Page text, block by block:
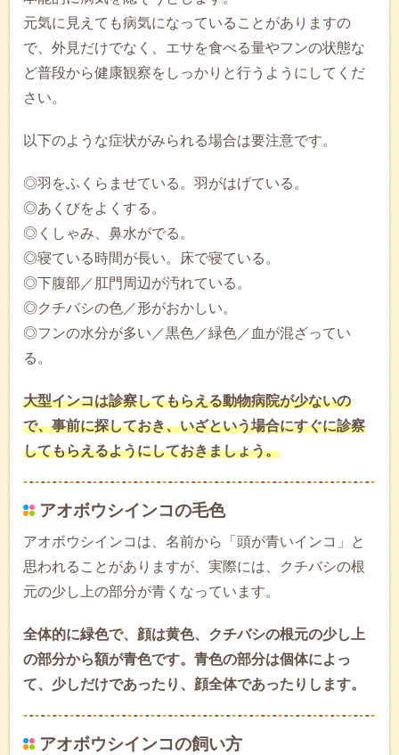
元気に見えても病気になっていることがありますの
で、外見だけでなく、エサを食べる量やフンの状態な
ど普段から健康観察をしっかりと行うようにしてくだ
さい。
以下のような症状がみられる場合は要注意です。
◎羽をふくらませている。羽がはげている。
◎あくびをよくする。
◎くしゃみ、鼻水がでる。
◎寝ている時間が長い。床で寝ている。
◎下腹部／肛門周辺が汚れている。
◎クチバシの色／形がおかしい。
◎フンの水分が多い／黒色／緑色／血が混ざってい
る。
大型インコは診察してもらえる動物病院が少ないの
で、事前に探しておき、いざという場合にすぐに診察
してもらえるようにしておきましょう。
アオボウシインコの毛色
アオボウシインコは、名前から「頭が青いインコ」と
思われることがありますが、実際には、クチバシの根
元の少し上の部分が青くなっています。
全体的に緑色で、顔は黄色、クチバシの根元の少し上
の部分から額が青色です。青色の部分は個体によっ
て、少しだけであったり、顔全体であったりします。
アオボウシインコの飼い方